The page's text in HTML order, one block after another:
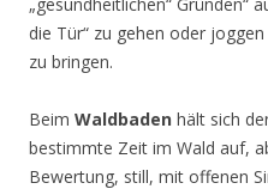
die Tür“ zu gehen oder
zu bringen.
Beim Waldbaden hält sich
bestimmte Zeit im Wald auf,
Bewertung, still, mit offenen